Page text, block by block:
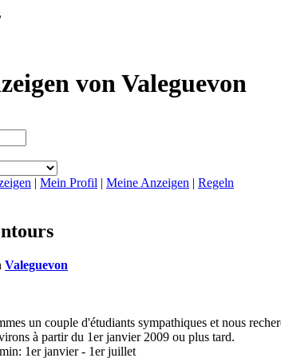
von Valeguevon
| Mein Profil | Meine Anzeigen | Regeln
Valeguevon
un couple d'étudiants sympathiques et nous
à partir du 1er janvier 2009 ou plus tard.
1er janvier - 1er juillet